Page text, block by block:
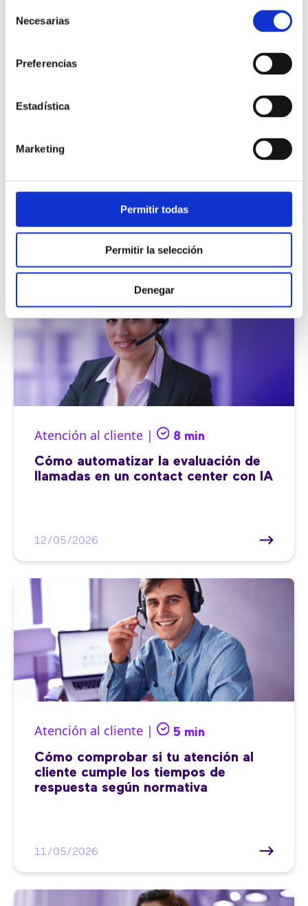
Necesarias
Preferencias
Estadística
Marketing
Permitir todas
Permitir la selección
Denegar
Atención al cliente | 8 min
Cómo automatizar la evaluación de
llamadas en un contact center con IA
12/05/2026
Atención al cliente | 5 min
Cómo comprobar si tu atención al
cliente cumple los tiempos de
respuesta según normativa
11/05/2026